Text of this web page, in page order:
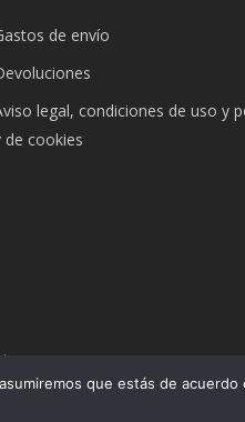
de envío
legal, condiciones de uso y
de cookies
que estás de acuerdo